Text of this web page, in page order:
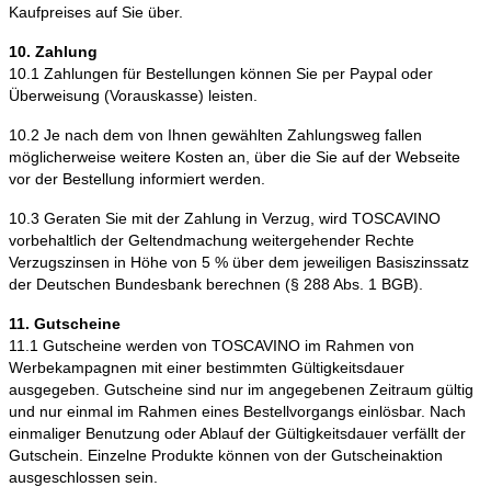
Kaufpreises auf Sie über.
10. Zahlung
10.1 Zahlungen für Bestellungen können Sie per Paypal oder
Überweisung (Vorauskasse) leisten.
10.2 Je nach dem von Ihnen gewählten Zahlungsweg fallen
möglicherweise weitere Kosten an, über die Sie auf der Webseite
vor der Bestellung informiert werden.
10.3 Geraten Sie mit der Zahlung in Verzug, wird TOSCAVINO
vorbehaltlich der Geltendmachung weitergehender Rechte
Verzugszinsen in Höhe von 5 % über dem jeweiligen Basiszinssatz
der Deutschen Bundesbank berechnen (§ 288 Abs. 1 BGB).
11. Gutscheine
11.1 Gutscheine werden von TOSCAVINO im Rahmen von
Werbekampagnen mit einer bestimmten Gültigkeitsdauer
ausgegeben. Gutscheine sind nur im angegebenen Zeitraum gültig
und nur einmal im Rahmen eines Bestellvorgangs einlösbar. Nach
einmaliger Benutzung oder Ablauf der Gültigkeitsdauer verfällt der
Gutschein. Einzelne Produkte können von der Gutscheinaktion
ausgeschlossen sein.